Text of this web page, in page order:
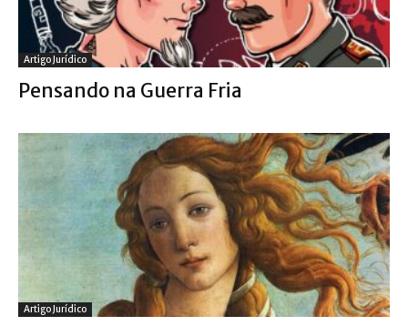
Artigo Jurídico
Pensando na Guerra Fria
Artigo Jurídico